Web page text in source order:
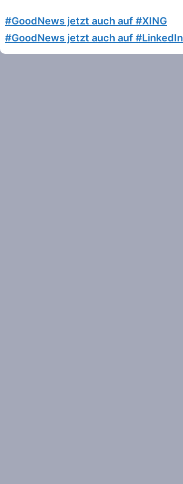
#GoodNews jetzt auch auf #XING
#GoodNews jetzt auch auf #LinkedIn